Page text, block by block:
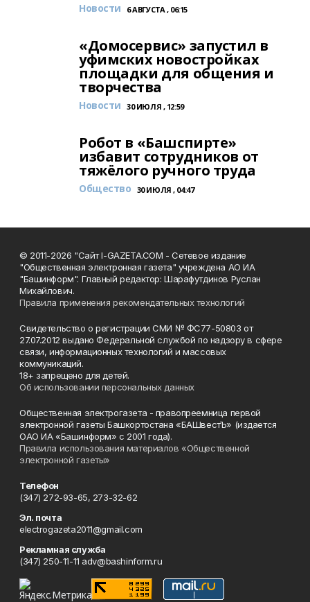
Новости 6 АВГУСТА , 06:15
«Домосервис» запустил в
уфимских новостройках
площадки для общения и
творчества
Новости 30 ИЮЛЯ , 12:59
Робот в «Башспирте»
избавит сотрудников от
тяжёлого ручного труда
Общество 30 ИЮЛЯ , 04:47
© 2011-2026 "Сайт I-GAZETA.COM - Сетевое издание
"Общественная электронная газета" учреждена АО ИА
"Башинформ". Главный редактор: Шарафутдинов Руслан
Михайлович.
Правила применения рекомендательных технологий
Свидетельство о регистрации СМИ № ФС77-50803 от
27.07.2012 выдано Федеральной службой по надзору в сфере
связи, информационных технологий и массовых
коммуникаций.
18+ запрещено для детей.
Об использовании персональных данных
Общественная электрогазета - правопреемница первой
электронной газеты Башкортостана «БАШвестЪ» (издается
ОАО ИА «Башинформ» с 2001 года).
Правила использования материалов «Общественной
электронной газеты»
Телефон
(347) 272-93-65, 273-32-62
Эл. почта
electrogazeta2011@gmail.com
Рекламная служба
(347) 250-11-11 adv@bashinform.ru